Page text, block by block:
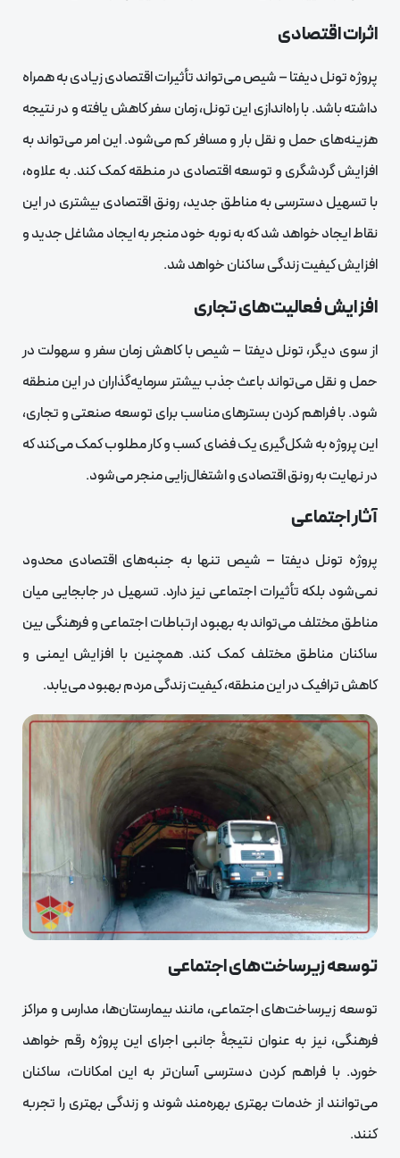
اثرات اقتصادی
پروژه تونل دیفتا – شیص می‌تواند تأثیرات اقتصادی زیادی به همراه
داشته باشد. با راه‌اندازی این تونل، زمان سفر کاهش یافته و در نتیجه
هزینه‌های حمل و نقل بار و مسافر کم می‌شود. این امر می‌تواند به
افزایش گردشگری و توسعه اقتصادی در منطقه کمک کند. به علاوه،
با تسهیل دسترسی به مناطق جدید، رونق اقتصادی بیشتری در این
نقاط ایجاد خواهد شد که به نوبه خود منجر به ایجاد مشاغل جدید و
افزایش کیفیت زندگی ساکنان خواهد شد.
افزایش فعالیت‌های تجاری
از سوی دیگر، تونل دیفتا – شیص با کاهش زمان سفر و سهولت در
حمل و نقل می‌تواند باعث جذب بیشتر سرمایه‌گذاران در این منطقه
شود. با فراهم کردن بسترهای مناسب برای توسعه صنعتی و تجاری،
این پروژه به شکل‌گیری یک فضای کسب و کار مطلوب کمک می‌کند که
در نهایت به رونق اقتصادی و اشتغال‌زایی منجر می‌شود.
آثار اجتماعی
پروژه تونل دیفتا – شیص تنها به جنبه‌های اقتصادی محدود
نمی‌شود بلکه تأثیرات اجتماعی نیز دارد. تسهیل در جابجایی میان
مناطق مختلف می‌تواند به بهبود ارتباطات اجتماعی و فرهنگی بین
ساکنان مناطق مختلف کمک کند. همچنین با افزایش ایمنی و
کاهش ترافیک در این منطقه، کیفیت زندگی مردم بهبود می‌یابد.
توسعه زیرساخت‌های اجتماعی
توسعه زیرساخت‌های اجتماعی، مانند بیمارستان‌ها، مدارس و مراکز
فرهنگی، نیز به عنوان نتیجۀ جانبی اجرای این پروژه رقم خواهد
خورد. با فراهم کردن دسترسی آسان‌تر به این امکانات، ساکنان
می‌توانند از خدمات بهتری بهره‌مند شوند و زندگی بهتری را تجربه
کنند.